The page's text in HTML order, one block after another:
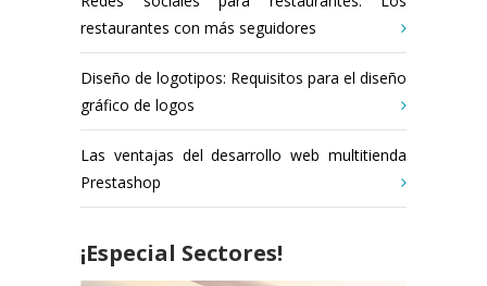
restaurantes con más seguidores
Diseño de logotipos: Requisitos para el diseño
gráfico de logos
Las ventajas del desarrollo web multitienda
Prestashop
¡Especial Sectores!